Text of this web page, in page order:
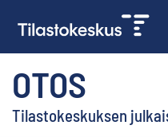
OTOS
Tilastokeskuksen